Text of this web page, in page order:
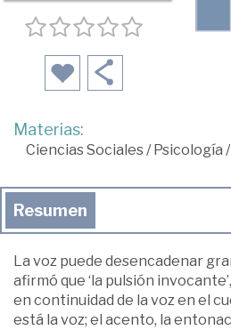
Materias:
Ciencias Sociales/Psicología /
Resumen
La voz puede desencadenar
afirmó que ‘la pulsión
en continuidad de la voz en el
está la voz; el acento, la